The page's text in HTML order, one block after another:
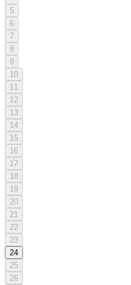
5
6
7
8
9
10
11
12
13
14
15
16
17
18
19
20
21
22
23
24
25
26